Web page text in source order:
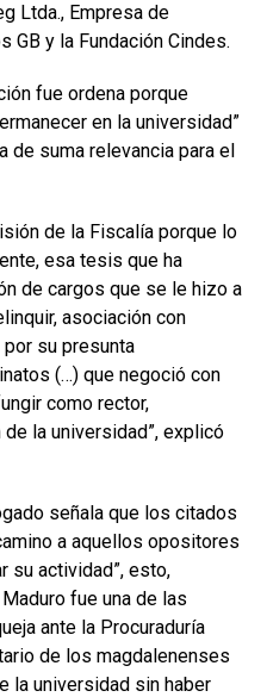
Ltda., Empresa de
GB y la Fundación Cindes.
fue ordena porque
en la universidad”
de suma relevancia para el
de la Fiscalía porque lo
esa tesis que ha
de cargos que se le hizo a
asociación con
su presunta
(…) que negoció con
como rector,
la universidad”, explicó
señala que los citados
a aquellos opositores
su actividad”, esto,
fue una de las
ante la Procuraduría
de los magdalenenses
la universidad sin haber